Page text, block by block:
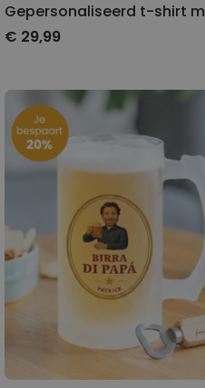
€ 29,99